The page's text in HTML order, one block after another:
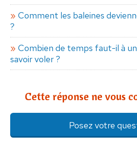
Comment les baleines
?
Combien de temps faut-il à
savoir voler ?
Cette réponse ne vous
Posez votre